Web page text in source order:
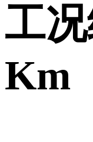
工
Km